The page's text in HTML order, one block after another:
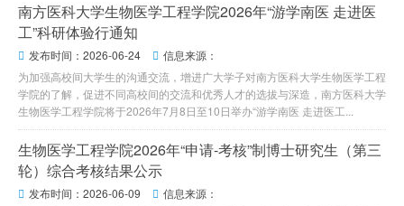
南方医科大学生物医学工程学院2026年“游学南医 走进医
工”科研体验行通知
 发布时间：2026-06-24  信息来源：
为加强高校间大学生的沟通交流，增进广大学子对南方医科大学生物医学工程
学院的了解，促进不同高校间的交流和优秀人才的选拔与深造，南方医科大学
生物医学工程学院将于2026年7月8日至10日举办“游学南医 走进医工...
生物医学工程学院2026年“申请-考核”制博士研究生（第三
轮）综合考核结果公示
 发布时间：2026-06-09  信息来源：